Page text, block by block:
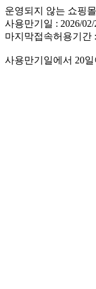
운영되지 않는 쇼핑
사용만기일 : 2026/02/
마지막접속허용기간
사용만기일에서 20